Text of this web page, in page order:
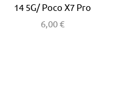
14 5G/ Poco X7 Pro
6,00€